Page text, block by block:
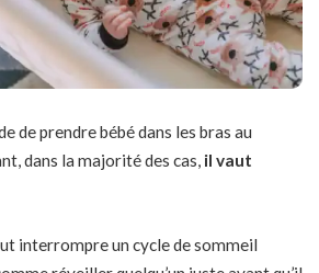
de prendre bébé dans les bras au
dans la majorité des cas, il vaut
interrompre un cycle de sommeil